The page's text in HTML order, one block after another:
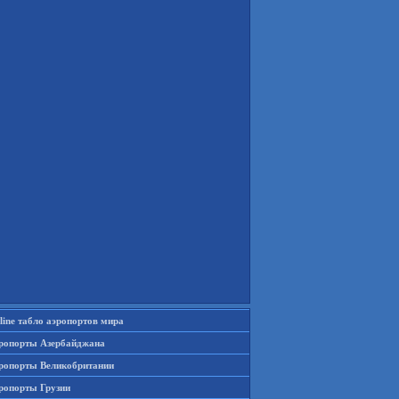
табло аэропортов мира
Азербайджана
Великобритании
Грузии